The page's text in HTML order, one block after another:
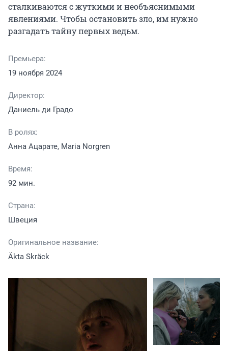
сталкиваются с жуткими и необъяснимыми
явлениями. Чтобы остановить зло, им нужно
разгадать тайну первых ведьм.
Премьера:
19 ноября 2024
Директор:
Даниель ди Градо
В ролях:
Анна Ацарате, Maria Norgren
Время:
92 мин.
Страна:
Швеция
Оригинальное название:
Äkta Skräck